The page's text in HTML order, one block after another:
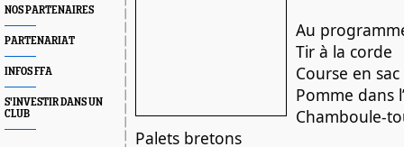
NOS PARTENAIRES
PARTENARIAT
INFOS FFA
S'INVESTIR DANS UN
CLUB
Au
Tir à la corde
Course en sac
Pomme dans
Chamboule-
Palets bretons